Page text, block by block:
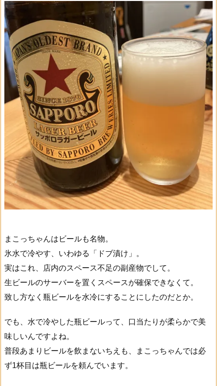
まこっちゃんはビールも名物。
氷水で冷やす、いわゆる「ドブ漬け」。
実はこれ、店内のスペース不足の副産物でして。
生ビールのサーバーを置くスペースが確保できなくて。
致し方なく瓶ビールを水冷にすることにしたのだとか。
でも、水で冷やした瓶ビールって、口当たりが柔らかで美
味しいんですよね。
普段あまりビールを飲まないちえも、まこっちゃんでは必
ず1杯目は瓶ビールを頼んでいます。